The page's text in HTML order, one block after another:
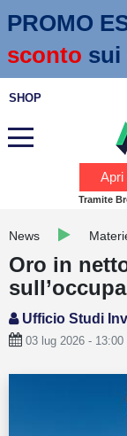
PROMO
sconto sui
SHOP
Calendario
Webinar
Servizi
Trading
Apri
Tramite
News
Oro in
Ufficio Studi
03 lug 2026 - 13:00